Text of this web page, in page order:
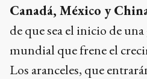
Canadá, México y
de que sea el inicio de
mundial que frene el
Los aranceles, que